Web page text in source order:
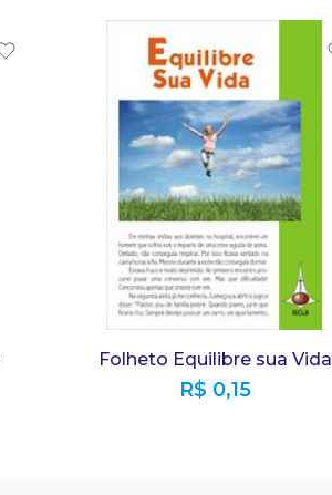
Folheto Equilibre sua Vida
R$ 0,15